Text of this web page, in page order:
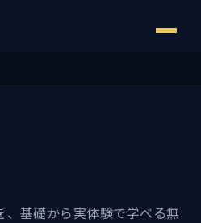
、基礎から実体験で学べる無